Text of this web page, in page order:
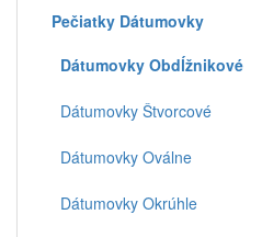
Pečiatky Dátumovky
Dátumovky Obdĺžnikové
Dátumovky Štvorcové
Dátumovky Oválne
Dátumovky Okrúhle